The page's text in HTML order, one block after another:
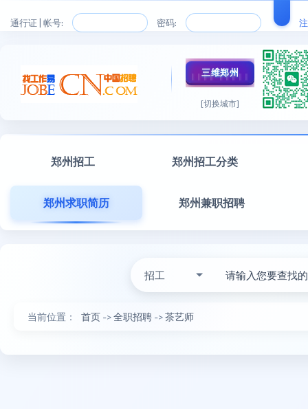
通行证 | 帐号: 密码:
三维郑州
[切换城市]
郑州招工 郑州招工分类
郑州求职简历 郑州兼职招聘
招工
当前位置： 首页 ->全职招聘 ->茶艺师